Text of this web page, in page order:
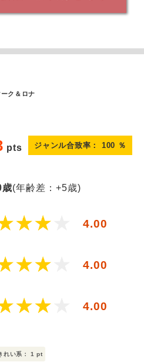
ク＆ロナ
pts ジャンル合致率： 100 ％
歳(年齢差：+5歳)
4.00
4.00
4.00
れい系： 1pt